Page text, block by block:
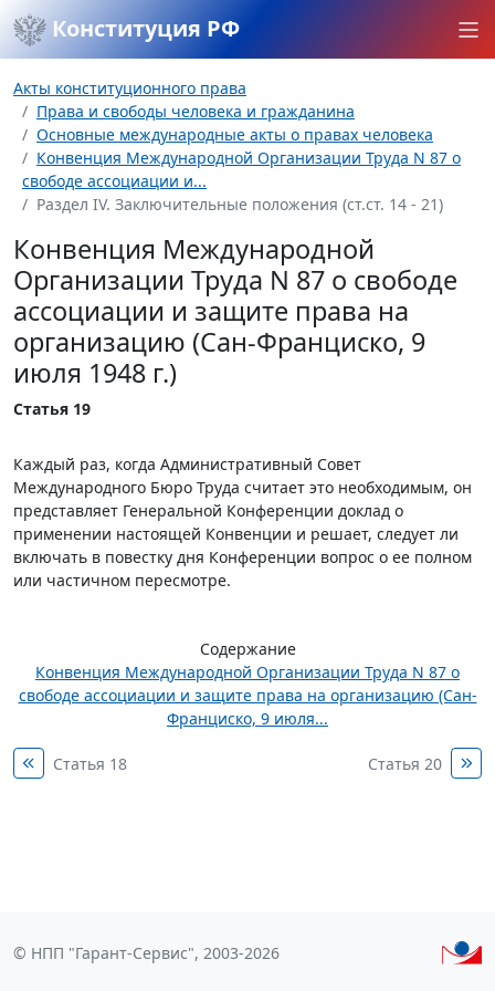
Конституция РФ
Акты конституционного права
Права и свободы человека и гражданина
Основные международные акты о правах человека
Конвенция Международной Организации Труда N 87 о
свободе ассоциации и...
Раздел IV. Заключительные положения (ст.ст. 14 - 21)
Конвенция Международной
Организации Труда N 87 о свободе
ассоциации и защите права на
организацию (Сан-Франциско, 9
июля 1948 г.)
Статья 19
Каждый раз, когда Административный Совет
Международного Бюро Труда считает это необходимым, он
представляет Генеральной Конференции доклад о
применении настоящей Конвенции и решает, следует ли
включать в повестку дня Конференции вопрос о ее полном
или частичном пересмотре.
Содержание
Конвенция Международной Организации Труда N 87 о
свободе ассоциации и защите права на организацию (Сан-
Франциско, 9 июля...
Статья 18 Статья 20
© НПП "Гарант-Сервис", 2003-2026